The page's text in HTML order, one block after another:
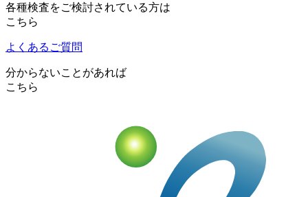
各種検査をご検討されている方は
こちら
よくあるご質問
分からないことがあれば
こちら